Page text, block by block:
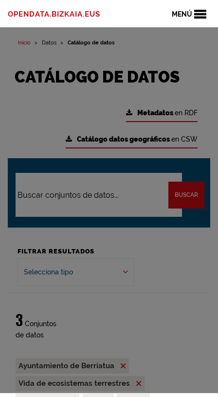
MENÚ
OPENDATA.BIZKAIA.EUS
Inicio Datos Catálogo de datos
CATÁLOGO DE DATOS
Metadatosen RDF
Catálogo datos geográficosen CSW
BUSCAR
FILTRAR RESULTADOS
Selecciona tipo
3 Conjuntos
de datos
Ayuntamiento de Berriatua
Vida de ecosistemas terrestres